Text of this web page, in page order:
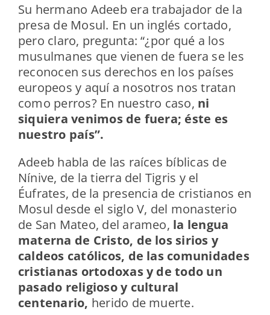
Su hermano Adeeb era trabajador de la
presa de Mosul. En un inglés cortado,
pero claro, pregunta: “¿por qué a los
musulmanes que vienen de fuera se les
reconocen sus derechos en los países
europeos y aquí a nosotros nos tratan
como perros? En nuestro caso, ni
siquiera venimos de fuera; éste es
nuestro país”.
Adeeb habla de las raíces bíblicas de
Nínive, de la tierra del Tigris y el
Éufrates, de la presencia de cristianos en
Mosul desde el siglo V, del monasterio
de San Mateo, del arameo, la lengua
materna de Cristo, de los sirios y
caldeos católicos, de las comunidades
cristianas ortodoxas y de todo un
pasado religioso y cultural
centenario, herido de muerte.